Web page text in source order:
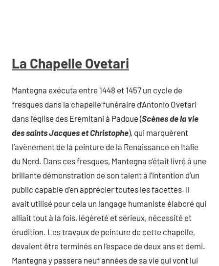
La Chapelle Ovetari
Mantegna exécuta entre 1448 et 1457 un cycle de
fresques dans la chapelle funéraire d’Antonio Ovetari
dans l’église des Eremitani à Padoue (Scènes de la vie
des saints Jacques et Christophe), qui marquèrent
l’avènement de la peinture de la Renaissance en Italie
du Nord. Dans ces fresques, Mantegna s’était livré à une
brillante démonstration de son talent à l’intention d’un
public capable d’en apprécier toutes les facettes. Il
avait utilisé pour cela un langage humaniste élaboré qui
alliait tout à la fois, légèreté et sérieux, nécessité et
érudition. Les travaux de peinture de cette chapelle,
devaient être terminés en l’espace de deux ans et demi.
Mantegna y passera neuf années de sa vie qui vont lui